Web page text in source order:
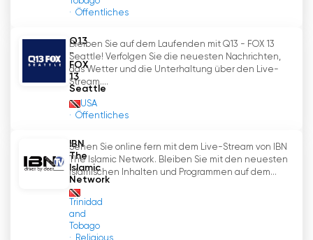
in Verbindung zu bleiben, uns zu informieren und
Fernsehsender vorhanden ist. Auch wenn der
Fernsehsender, der uns Panorama brachte,
nicht mehr auf Sendung ist, lebt der Geist der
Sendung weiter. Während wir uns an neue
Formen des Medienkonsums gewöhnen, sollten
wir uns an den Einfluss erinnern, den Panorama
Erinnerungen an das gemeinsame Ansehen der
Abendnachrichten in Ehren halten.
TTT online fernsehen kostenlos
Öffentliches
Q13
-
FOX
13
Seattle
USA
Öffentliches
Bleiben Sie auf dem Laufenden mit Q13 - FOX 13
Seattle! Verfolgen Sie die neuesten Nachrichten,
das Wetter und die Unterhaltung über den Live-
Stream....
IBN
The
Islamic
Network
Trinidad
and
Tobago
Religious
Sehen Sie online fern mit dem Live-Stream von IBN
The Islamic Network. Bleiben Sie mit den neuesten
islamischen Inhalten und Programmen auf dem...